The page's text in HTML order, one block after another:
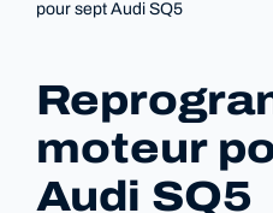
pour sept Audi SQ5
moteur
Audi SQ5